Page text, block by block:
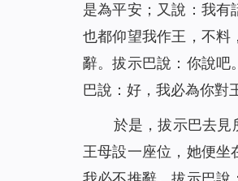
是為平安；又說：我有
也都仰望我作王，不料
辭。拔示巴說：你說吧
巴說：好，我必為你對
於是，拔示巴去見
王母設一座位，她便坐